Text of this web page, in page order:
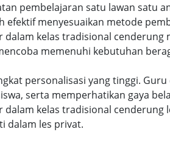
pembelajaran satu lawan satu
menyesuaikan metode
dalam kelas tradisional
memenuhi kebutuhan
personalisasi yang tinggi.
serta memperhatikan gaya
dalam kelas tradisional
dalam les privat.